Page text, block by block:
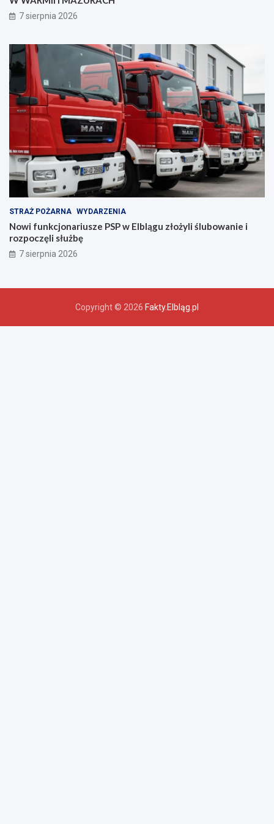
p
i
c
z
e
ń
s
t
w
n
i
7 sierpnia 2026
STRAŻ POŻARNA WYDARZENIA
Nowi funkcjonariusze PSP w Elblągu złożyli ślubowanie i
rozpoczęli służbę
7 sierpnia 2026
Copyright © 2026 Fakty.Elbląg.pl